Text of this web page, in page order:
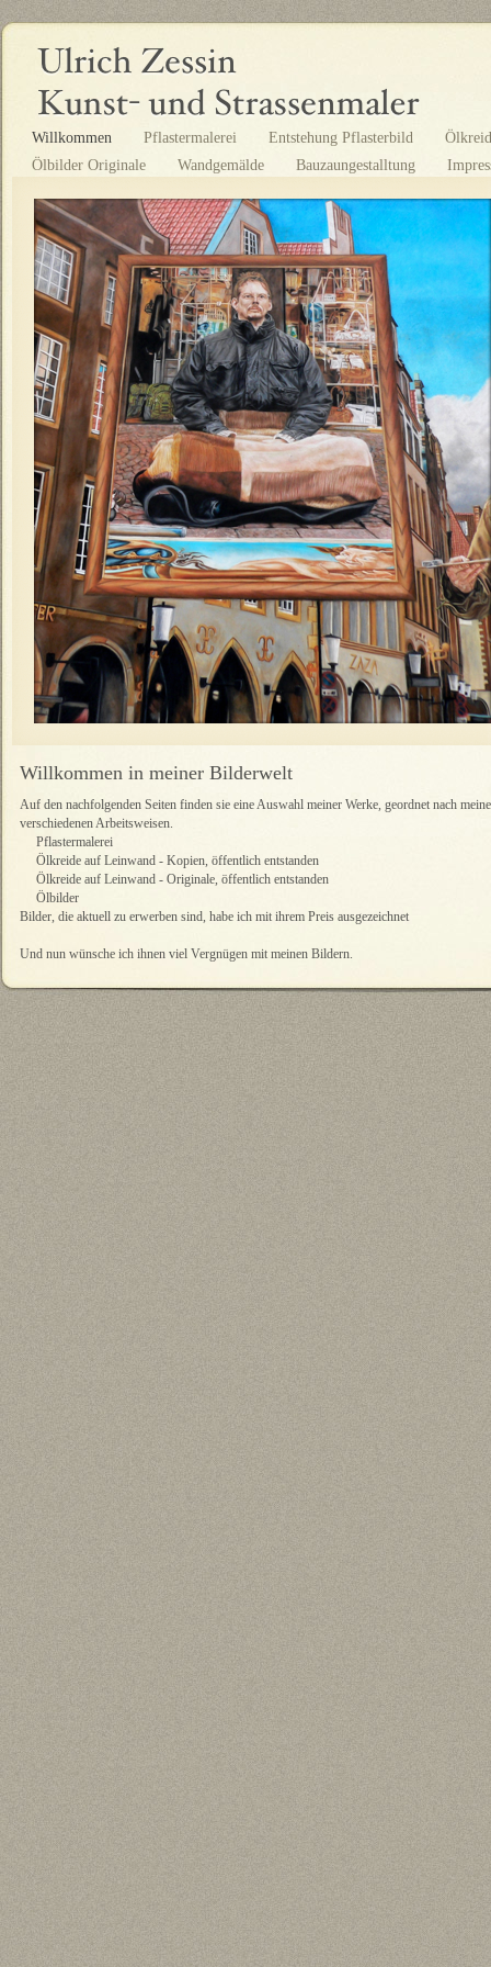
Willkommen Pflastermalerei Entstehung Pflasterbild
Ölbilder Originale
Wandgemälde Bauzaungestalltung
Auf den nachfolgenden Seiten finden sie eine Auswahl meiner Werke, geordnet nach
verschiedenen Arbeitsweisen.
Pflastermalerei
Ölkreide auf Leinwand - Kopien, öffentlich entstanden
Ölkreide auf Leinwand - Originale, öffentlich entstanden
Ölbilder
Bilder, die aktuell zu erwerben sind, habe ich mit ihrem Preis ausgezeichnet
Und nun wünsche ich ihnen viel Vergnügen mit meinen Bildern.
Willkommen in meiner Bilderwelt